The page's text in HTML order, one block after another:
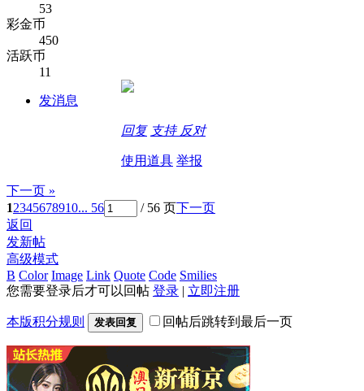
53
彩金币
450
活跃币
11
发消息
回复 支持 反对
使用道具 举报
下一页 »
12345678910... 56 / 56 页下一页
返回
发新帖
高级模式
B Color Image Link Quote Code Smilies
您需要登录后才可以回帖 登录 | 立即注册
本版积分规则 发表回复 回帖后跳转到最后一页